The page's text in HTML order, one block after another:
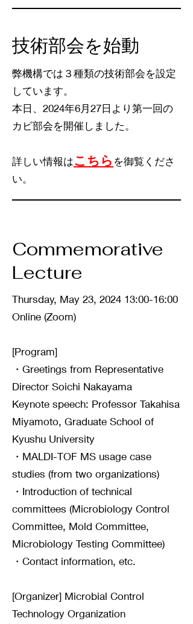
技術部会を始動
弊機構では３種類の技術部会を設定
しています。
本日、2024年6月27日より第一回の
カビ部会を開催しました。
詳しい情報はこちら を御覧くださ
い。
Commemorative
Lecture
Thursday, May 23, 2024 13:00-16:00
Online (Zoom)
[Program]
・Greetings from Representative
Director Soichi Nakayama
Keynote speech: Professor Takahisa
Miyamoto, Graduate School of
Kyushu University
・MALDI-TOF MS usage case
studies (from two organizations)
・Introduction of technical
committees (Microbiology Control
Committee, Mold Committee,
Microbiology Testing Committee)
・Contact information, etc.
[Organizer] Microbial Control
Technology Organization